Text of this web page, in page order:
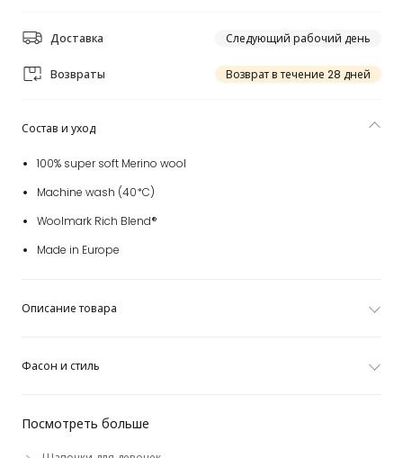
Доставка Следующий рабочий день
Возвраты Возврат в течение 28 дней
Посмотреть больше
Состав и уход
100% super soft Merino wool
Machine wash (40*C)
Woolmark Rich Blend®
Made in Europe
Описание товара
Фасон и стиль